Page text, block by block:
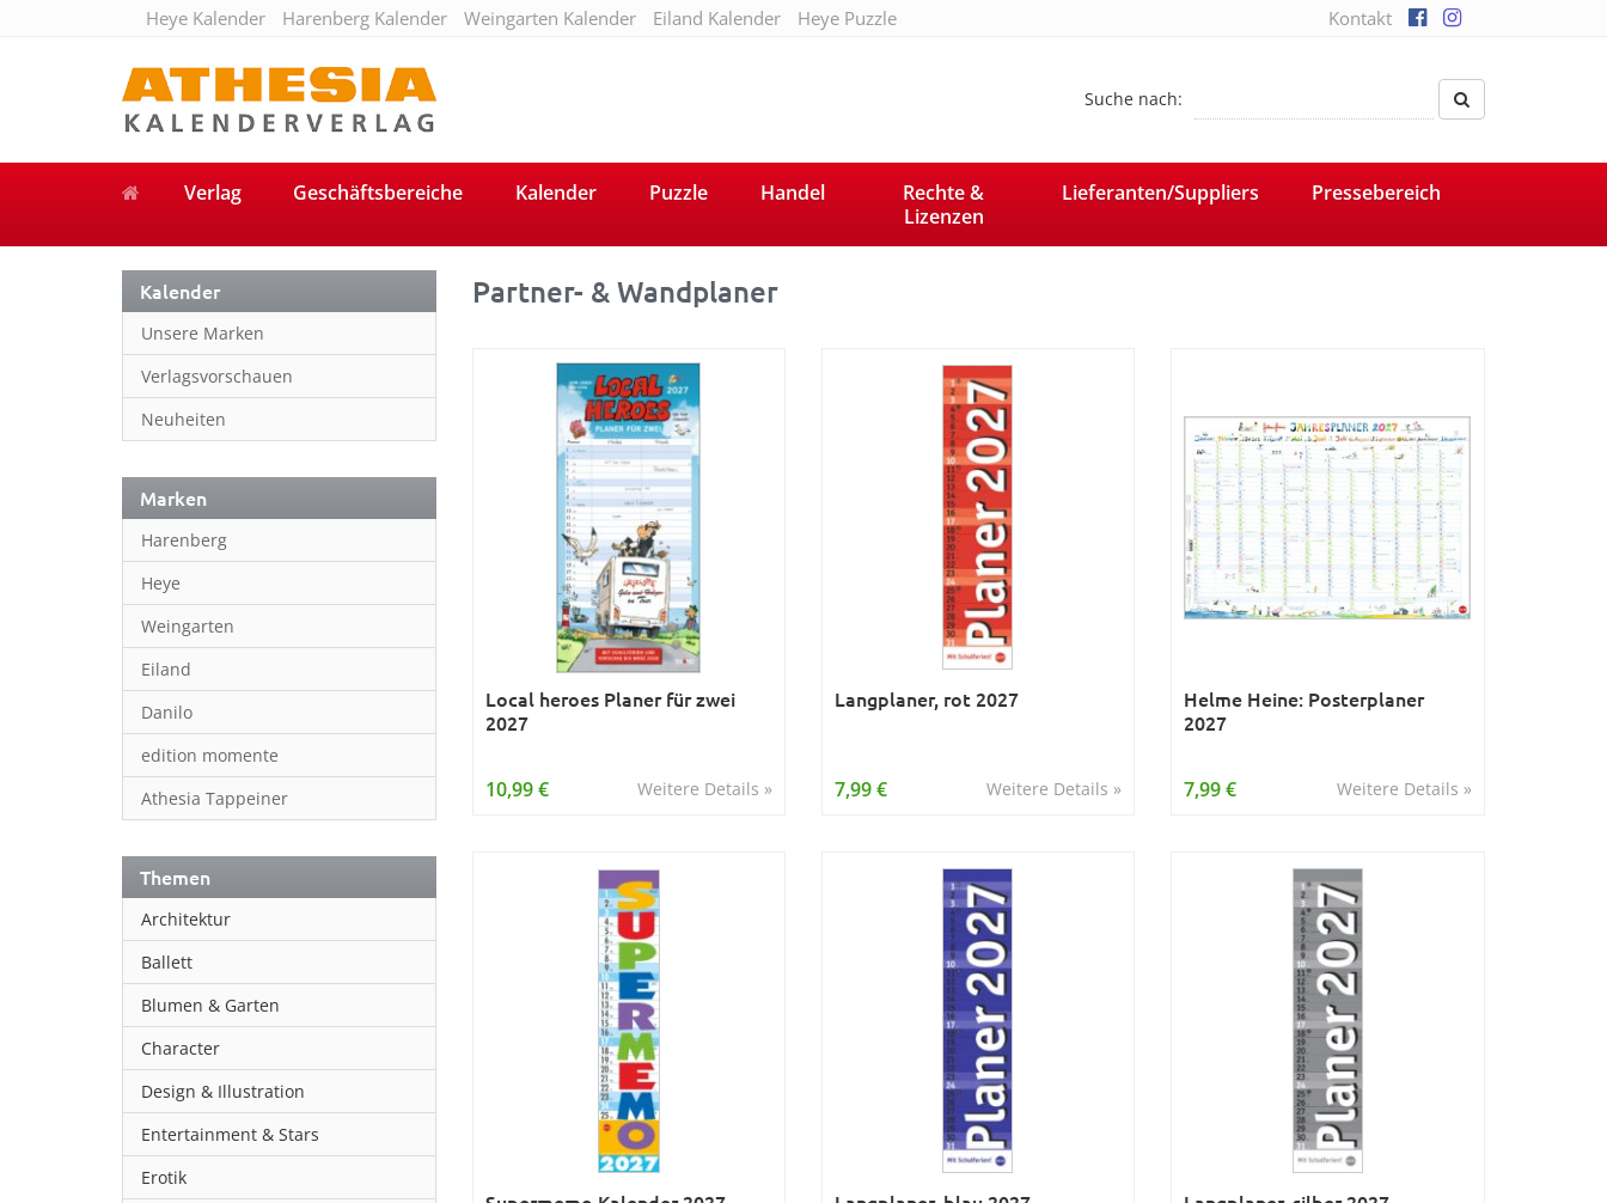
Heye Kalender Harenberg Kalender Weingarten Kalender Eiland Kalender Heye Puzzle Kontakt
Suche nach:
Verlag Geschäftsbereiche Kalender Puzzle Handel
Rechte &
Lizenzen
Lieferanten/Suppliers Pressebereich
Kalender
Unsere Marken
Verlagsvorschauen
Neuheiten
Marken
Harenberg
Heye
Weingarten
Eiland
Danilo
edition momente
Athesia Tappeiner
Themen
Architektur
Ballett
Blumen & Garten
Character
Design & Illustration
Entertainment & Stars
Erotik
Partner- & Wandplaner
Local heroes Planer für zwei
2027
Weitere Details »
10,99 €
Langplaner, rot 2027
Weitere Details »
7,99 €
Helme Heine: Posterplaner
2027
Weitere Details »
7,99 €